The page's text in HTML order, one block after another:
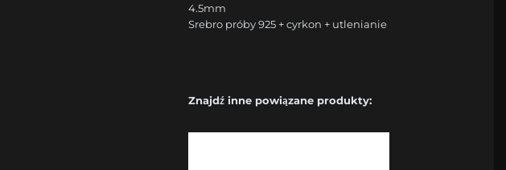
4.5mm
Srebro próby 925 + cyrkon + utlenianie
Znajdź inne powiązane produkty: